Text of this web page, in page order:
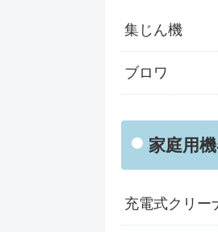
集じん機
ブロワ
家庭用
充電式クリー